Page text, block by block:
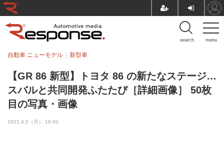
menu
search
【GR 86 新型】トヨタ 86 の新たなステージ…
スバルと共同開発ふたたび［詳細画像］ 50枚
目の写真・画像
自動車 ニューモデル 新型車
2021.4.5（月） 18:00